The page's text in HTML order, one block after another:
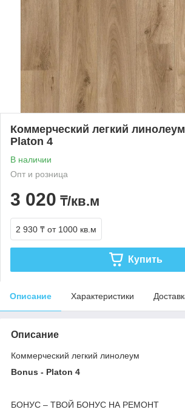
Коммерческий легкий
Platon 4
В наличии
Опт и розница
3 020 ₸/кв.м
2 930 ₸ от 1000 кв.м
Купить
Описание Характеристики
Описание
Коммерческий легкий линолеум
Bonus - Platon 4
БОНУС – ТВОЙ БОНУС НА РЕМОНТ